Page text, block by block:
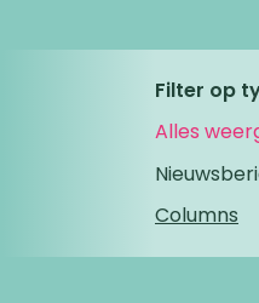
Filter op
Alles
Columns